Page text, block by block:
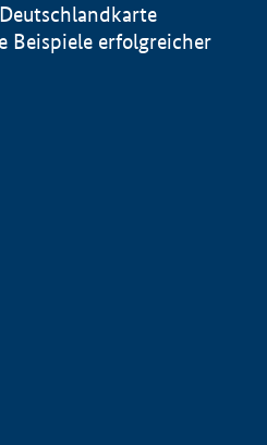
Beispiele erfolgreicher